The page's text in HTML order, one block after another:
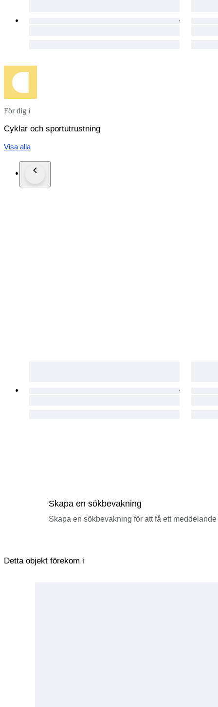
För dig i
Cyklar och sportutrustning
Visa alla
Skapa en sökbevakning
Skapa en sökbevakning för att få ett
Detta objekt förekom i